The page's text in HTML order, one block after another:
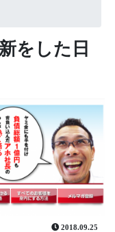
をした日
2018.09.25